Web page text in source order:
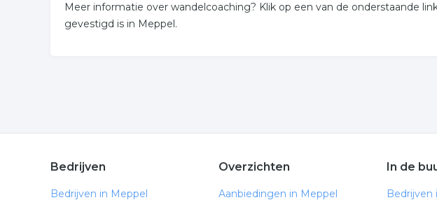
Meer informatie over wandelcoaching? Klik op een van de onderstaande
gevestigd is in Meppel.
Bedrijven
Bedrijven in Meppel
Overzichten
Aanbiedingen in Meppel
In de
Bedrijven